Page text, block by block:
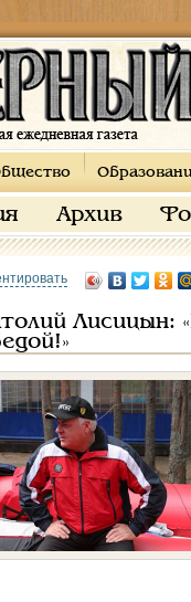
Архив
Лисицын: